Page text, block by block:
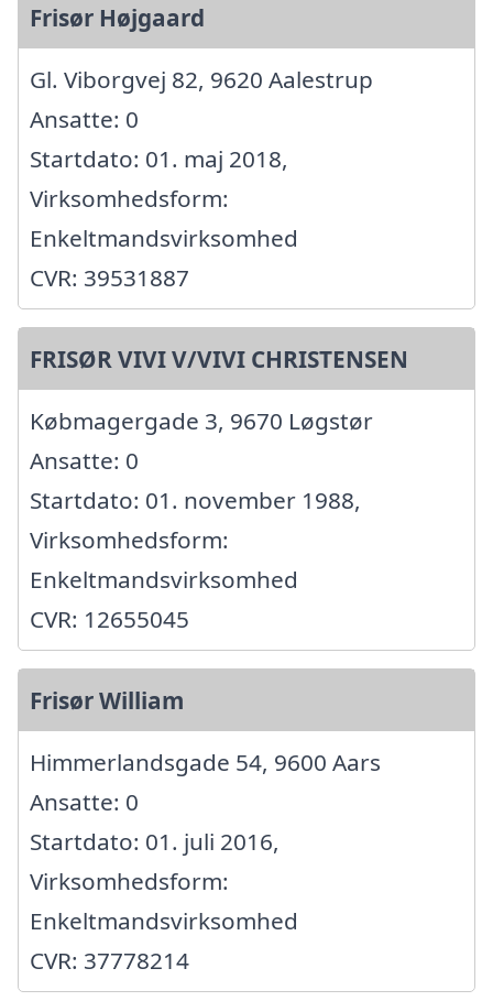
Frisør Højgaard
Gl. Viborgvej 82, 9620 Aalestrup
Ansatte: 0
Startdato: 01. maj 2018,
Virksomhedsform:
Enkeltmandsvirksomhed
CVR: 39531887
FRISØR VIVI V/VIVI CHRISTENSEN
Købmagergade 3, 9670 Løgstør
Ansatte: 0
Startdato: 01. november 1988,
Virksomhedsform:
Enkeltmandsvirksomhed
CVR: 12655045
Frisør William
Himmerlandsgade 54, 9600 Aars
Ansatte: 0
Startdato: 01. juli 2016,
Virksomhedsform:
Enkeltmandsvirksomhed
CVR: 37778214